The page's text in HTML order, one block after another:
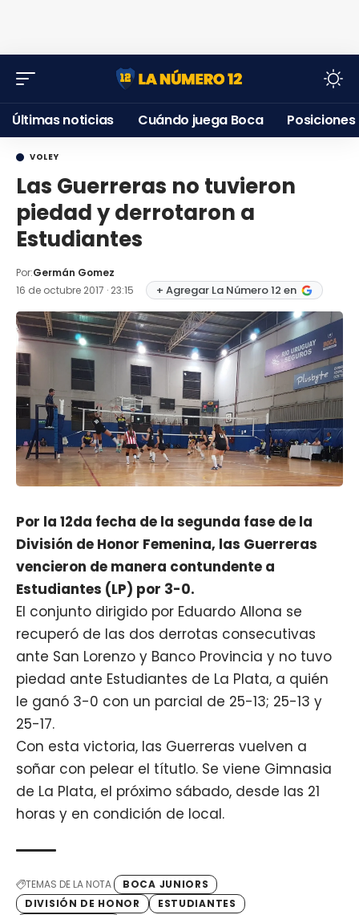
Últimas noticias Cuándo juega Boca Posiciones
VOLEY
Las Guerreras no tuvieron
piedad y derrotaron a
Estudiantes
Por:Germán Gomez
16 de octubre 2017 · 23:15
+ Agregar La Número 12 en
Por la 12da fecha de la segunda fase de la
División de Honor Femenina, las Guerreras
vencieron de manera contundente a
Estudiantes (LP) por 3-0.
El conjunto dirigido por Eduardo Allona se
recuperó de las dos derrotas consecutivas
ante San Lorenzo y Banco Provincia y no tuvo
piedad ante Estudiantes de La Plata, a quién
le ganó 3-0 con un parcial de 25-13; 25-13 y
25-17.
Con esta victoria, las Guerreras vuelven a
soñar con pelear el títutlo. Se viene Gimnasia
de La Plata, el próximo sábado, desde las 21
horas y en condición de local.
TEMAS DE LA NOTA
BOCA JUNIORS
DIVISIÓN DE HONOR
ESTUDIANTES